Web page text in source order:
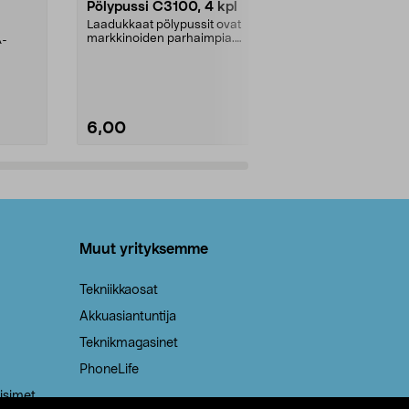
Pölypussi C3100, 4 kpl
Laadukkaat pölypussit ovat
markkinoiden parhaimpia.
6,00
Muut yrityksemme
Tekniikkaosat
Akkuasiantuntija
Teknikmagasinet
PhoneLife